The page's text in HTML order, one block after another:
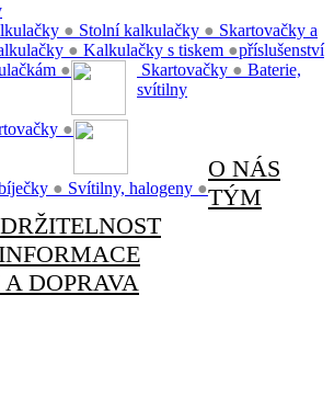
● Stolní kalkulačky ●
● Kalkulačky s tiskem ●
●
Skartovačky a
příslušenství
Skartovačky ●
●
Baterie,
svítilny
● Svítilny, halogeny ●
O NÁS
TÝM
DOPRAVA